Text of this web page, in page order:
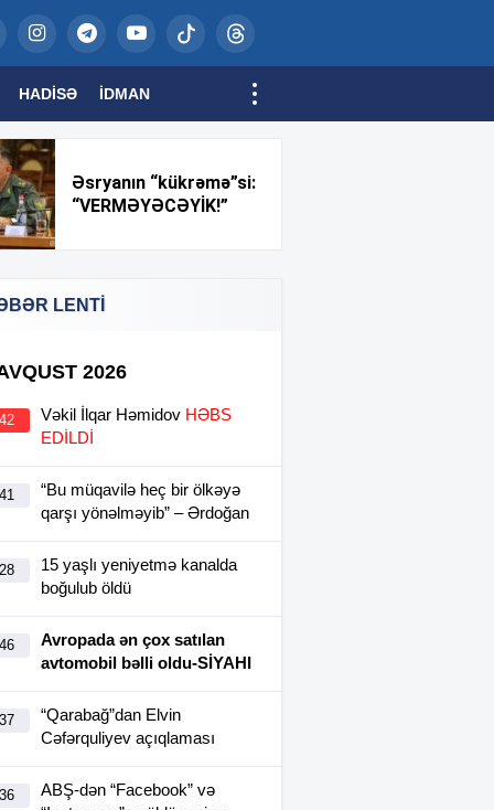
HADISƏ İDMAN
Əsryanın “kükrəmə”si:
“VERMƏYƏCƏYİK!”
LENTİ
2026
Vəkil İlqar Həmidov HƏBS
EDİLDİ
“Bu müqavilə heç bir ölkəyə
qarşı yönəlməyib” – Ərdoğan
15 yaşlı yeniyetmə kanalda
boğulub öldü
Avropada ən çox satılan
avtomobil bəlli oldu-SİYAHI
“Qarabağ”dan Elvin
Cəfərquliyev açıqlaması
ABŞ-dən “Facebook” və